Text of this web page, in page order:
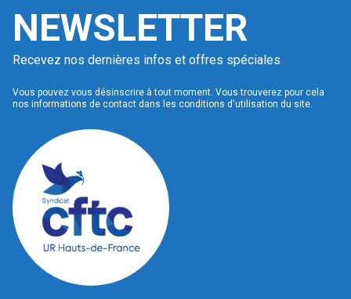
NEWSLETTER
Recevez nos dernières infos et offres spéciales
Vous pouvez vous désinscrire à tout moment. Vous trouverez pour cela
nos informations de contact dans les conditions d'utilisation du site.